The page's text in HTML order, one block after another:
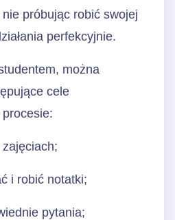
próbując robić swojej
perfekcyjnie.
można
cele
i robić notatki;
pytania;